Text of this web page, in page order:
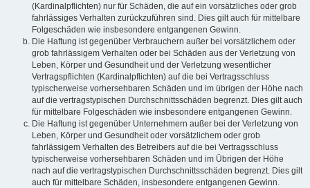
(Kardinalpflichten) nur für Schäden, die auf ein vorsätzliches oder grob
fahrlässiges Verhalten zurückzuführen sind. Dies gilt auch für mittelbare
Folgeschäden wie insbesondere entgangenen Gewinn.
Die Haftung ist gegenüber Verbrauchern außer bei vorsätzlichem oder
grob fahrlässigem Verhalten oder bei Schäden aus der Verletzung von
Leben, Körper und Gesundheit und der Verletzung wesentlicher
Vertragspflichten (Kardinalpflichten) auf die bei Vertragsschluss
typischerweise vorhersehbaren Schäden und im übrigen der Höhe nach
auf die vertragstypischen Durchschnittsschäden begrenzt. Dies gilt auch
für mittelbare Folgeschäden wie insbesondere entgangenen Gewinn.
Die Haftung ist gegenüber Unternehmern außer bei der Verletzung von
Leben, Körper und Gesundheit oder vorsätzlichem oder grob
fahrlässigem Verhalten des Betreibers auf die bei Vertragsschluss
typischerweise vorhersehbaren Schäden und im Übrigen der Höhe
nach auf die vertragstypischen Durchschnittsschäden begrenzt. Dies gilt
auch für mittelbare Schäden, insbesondere entgangenen Gewinn.